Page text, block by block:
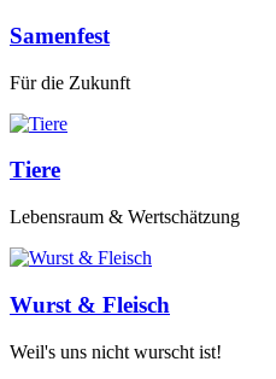
Samenfest
Für die Zukunft
Tiere
Lebensraum & Wertschätzung
Wurst & Fleisch
Weil's uns nicht wurscht ist!